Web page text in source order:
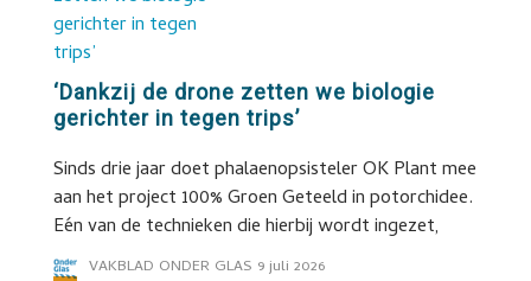
‘Dankzij de drone zetten we biologie
gerichter in tegen trips’
Sinds drie jaar doet phalaenopsisteler OK Plant mee
aan het project 100% Groen Geteeld in potorchidee.
Eén van de technieken die hierbij wordt ingezet,
VAKBLAD ONDER GLAS 9 juli 2026